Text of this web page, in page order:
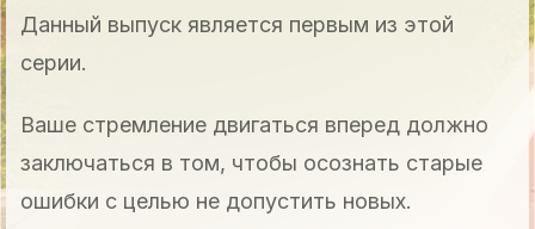
Данный выпуск является первым из этой
серии.
Ваше стремление двигаться вперед должно
заключаться в том, чтобы осознать старые
ошибки с целью не допустить новых.